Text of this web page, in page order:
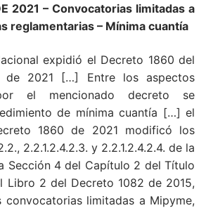
2021 – Convocatorias limitadas a
reglamentarias – Mínima cuantía
expidió el Decreto 1860 del
de 2021 […] Entre los aspectos
el mencionado decreto se
de mínima cuantía […] el
1860 de 2021 modificó los
2.2.1.2.4.2.3. y 2.2.1.2.4.2.4. de la
Sección 4 del Capítulo 2 del Título
Libro 2 del Decreto 1082 de 2015,
convocatorias limitadas a Mipyme,